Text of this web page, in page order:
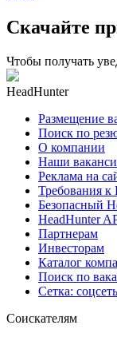
Скачайте
Чтобы получать
HeadHunter
Размещение
Поиск по
О компании
Наши
Реклама на
Требования
Безопасный
HeadHunter
Партнерам
Инвесторам
Каталог
Поиск по
Сетка:
Соискателям